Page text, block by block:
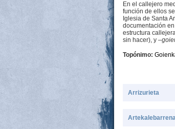
En el callejero
función de ellos
Iglesia de Santa
documentación
estructura
sin hacer), y
Topónimo:
Arrizurieta